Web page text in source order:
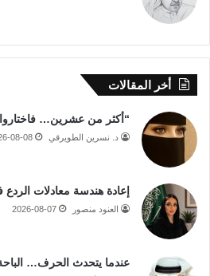
أخر المقالات
“أكثر من عشرين… فاختاروا
د. نسرين الطويرقي 08-08
إعادة هندسة معادلات
العنود منصور 2026-08-07
عندما يتحدث الحرف…